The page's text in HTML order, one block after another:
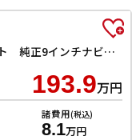
ハイブリッドXZ スズキセーフティサポート 純正9インチナビ TV Bluetooth対応 全方位カメラ 両側自動ドア ヘッドアップディスプレイ アダプティブクルーズコントロール ステアリングヒーター LEDヘッドライ
193.9万円
諸費用(税込)
8.1万円